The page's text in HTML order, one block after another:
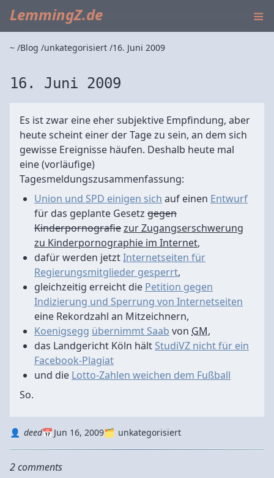
LemmingZ.de ≡
~ Blog unkategorisiert 16. Juni 2009
16. Juni 2009
Es ist zwar eine eher subjektive Empfindung, aber
heute scheint einer der Tage zu sein, an dem sich
gewisse Ereignisse häufen. Deshalb heute mal
eine (vorläufige)
Tagesmeldungszusammenfassung:
Union und SPD einigen sich auf einen Entwurf
für das geplante Gesetz gegen
Kinderpornografiezur Zugangserschwerung
zu Kinderpornographie im Internet,
dafür werden jetztInternetseiten für
Regierungsmitglieder gesperrt,
gleichzeitig erreicht die Petition gegen
Indizierung und Sperrung von Internetseiten
eine Rekordzahl an Mitzeichnern,
Koenigsegg übernimmt Saab von GM,
das Landgericht Köln hält StudiVZ nicht für ein
Facebook-Plagiat
und die Lotto-Zahlen weichen dem Fußball
So.
Autordeed
Datum Jun 16, 2009
Kategorie unkategorisiert
2 comments